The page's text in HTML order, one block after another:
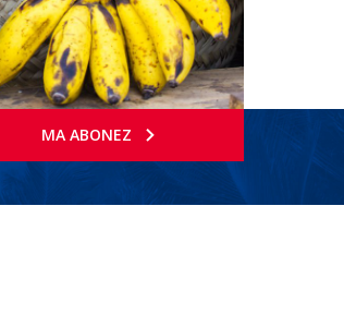
MA ABONEZ